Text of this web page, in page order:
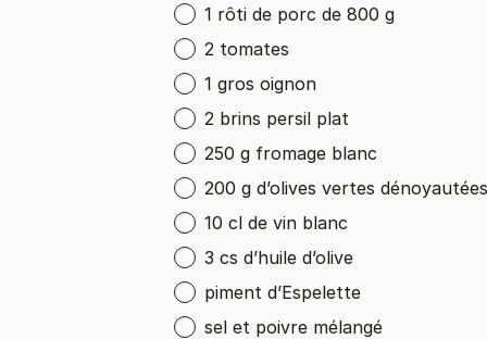
1 rôti de porc de 800 g
2 tomates
1 gros oignon
2 brins persil plat
250 g fromage blanc
200 g d’olives vertes dénoyautées
10 cl de vin blanc
3 cs d’huile d’olive
piment d’Espelette
sel et poivre mélangé